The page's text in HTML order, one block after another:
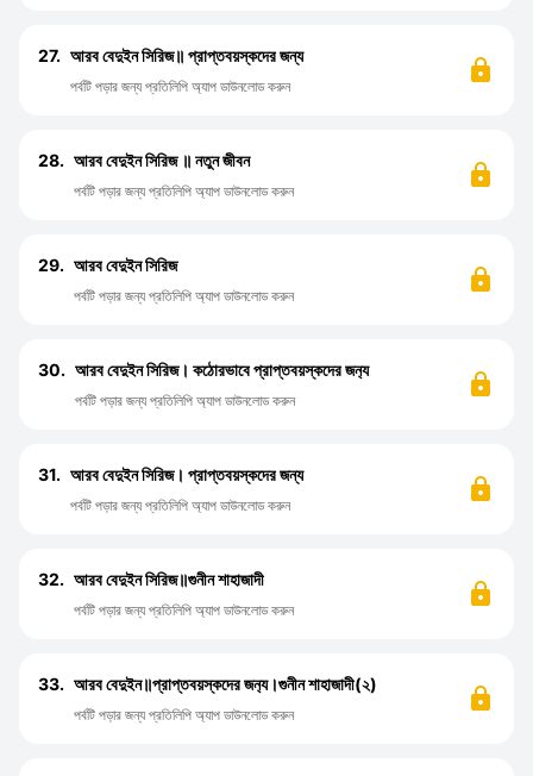
27. আরব বেদুইন সিরিজ॥ প্রাপ্তবয়স্কদের জন্য
পর্বটি পড়ার জন্য প্রতিলিপি অ্যাপ ডাউনলোড করুন
28. আরব বেদুইন সিরিজ ॥ নতুন জীবন
পর্বটি পড়ার জন্য প্রতিলিপি অ্যাপ ডাউনলোড করুন
29. আরব বেদুইন সিরিজ
পর্বটি পড়ার জন্য প্রতিলিপি অ্যাপ ডাউনলোড করুন
30. আরব বেদুইন সিরিজ। কঠোরভাবে প্রাপ্তবয়স্কদের জন‍্য
পর্বটি পড়ার জন্য প্রতিলিপি অ্যাপ ডাউনলোড করুন
31. আরব বেদুইন সিরিজ। প্রাপ্তবয়স্কদের জন্য
পর্বটি পড়ার জন্য প্রতিলিপি অ্যাপ ডাউনলোড করুন
32. আরব বেদুইন সিরিজ॥গুনীন শাহাজাদী
পর্বটি পড়ার জন্য প্রতিলিপি অ্যাপ ডাউনলোড করুন
33. আরব বেদুইন॥প্রাপ্তবয়স্কদের জন‍্য।গুনীন শাহাজাদী(২)
পর্বটি পড়ার জন্য প্রতিলিপি অ্যাপ ডাউনলোড করুন